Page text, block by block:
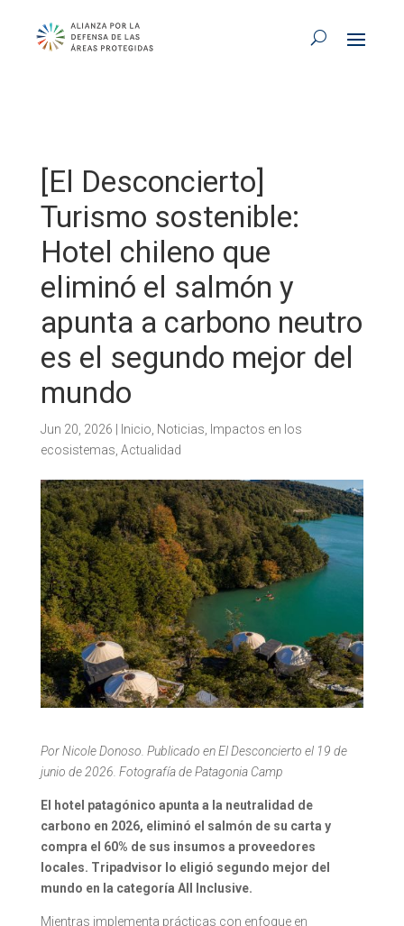
[El Desconcierto]
Turismo sostenible:
Hotel chileno que
eliminó el salmón y
apunta a carbono neutro
es el segundo mejor del
mundo
Jun 20, 2026 Inicio Noticias
Impactos en los
ecosistemas Actualidad
Por Nicole Donoso. Publicado en El Desconcierto el 19 de
junio de 2026. Fotografía de Patagonia Camp
El hotel patagónico apunta a la neutralidad de
carbono en 2026, eliminó el salmón de su carta y
compra el 60% de sus insumos a proveedores
locales. Tripadvisor lo eligió segundo mejor del
mundo en la categoría All Inclusive.
Mientras implementa prácticas con enfoque en